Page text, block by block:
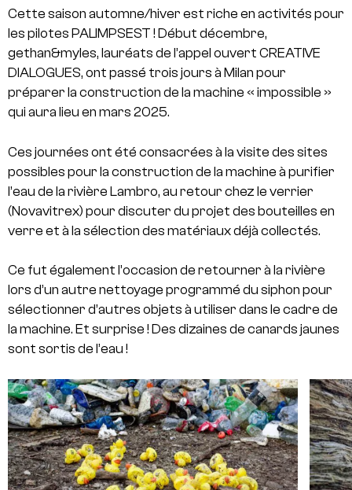
Cette saison automne/hiver est riche en activités pour
les pilotes PALIMPSEST ! Début décembre,
gethan&myles, lauréats de l’appel ouvert CREATIVE
DIALOGUES, ont passé trois jours à Milan pour
préparer la construction de la machine « impossible »
qui aura lieu en mars 2025.
Ces journées ont été consacrées à la visite des sites
possibles pour la construction de la machine à purifier
l’eau de la rivière Lambro, au retour chez le verrier
(Novavitrex) pour discuter du projet des bouteilles en
verre et à la sélection des matériaux déjà collectés.
Ce fut également l’occasion de retourner à la rivière
lors d’un autre nettoyage programmé du siphon pour
sélectionner d’autres objets à utiliser dans le cadre de
la machine. Et surprise ! Des dizaines de canards jaunes
sont sortis de l’eau !